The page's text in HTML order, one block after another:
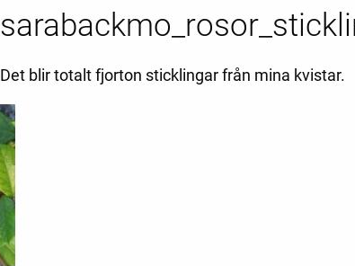
Det blir totalt fjorton sticklingar från mina kvistar.